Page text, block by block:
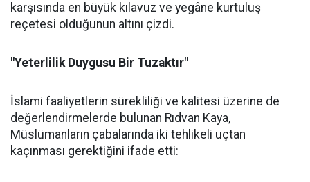
karşısında en büyük kılavuz ve yegâne kurtuluş
reçetesi olduğunun altını çizdi.
"Yeterlilik Duygusu Bir Tuzaktır"
İslami faaliyetlerin sürekliliği ve kalitesi üzerine de
değerlendirmelerde bulunan Rıdvan Kaya,
Müslümanların çabalarında iki tehlikeli uçtan
kaçınması gerektiğini ifade etti: